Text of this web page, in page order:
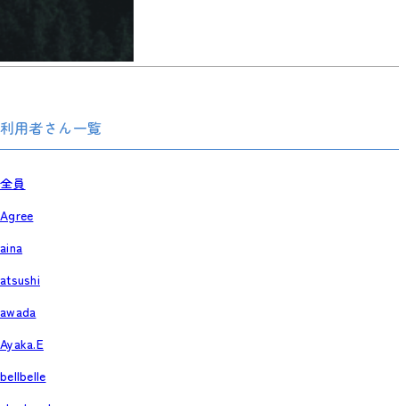
利用者さん一覧
全員
Agree
aina
atsushi
awada
Ayaka.E
bellbelle